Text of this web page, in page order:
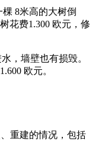
8米高的大树倒
花费1.300 欧元，修
，墙壁也有损毁。
欧元。
重建的情况，包括